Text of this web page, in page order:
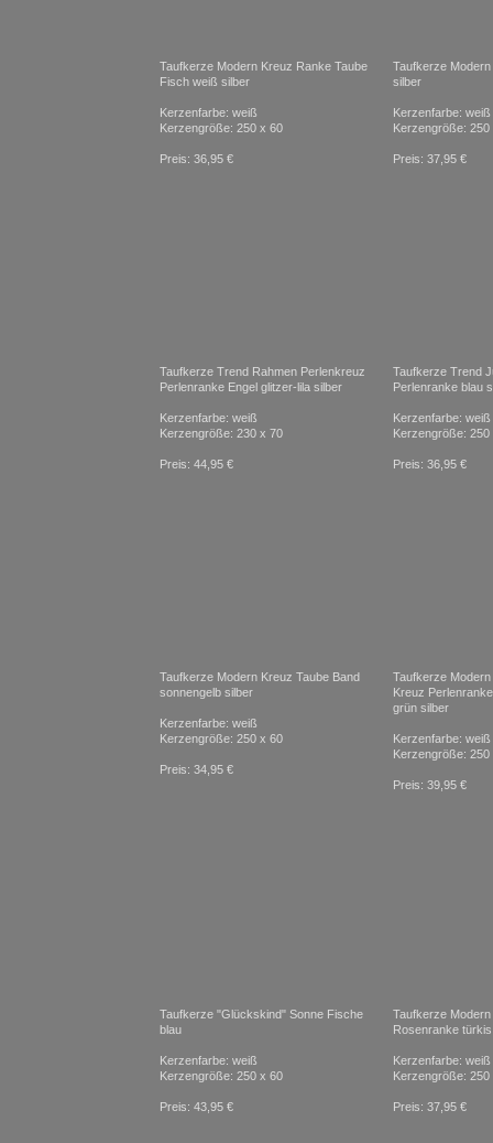
Taufkerze Modern Kreuz Ranke Taube
Fisch weiß silber
Kerzenfarbe: weiß
Kerzengröße: 250 x 60
Preis: 36,95 €
Taufkerze
silber
Kerzenfarbe: weiß
Kerzengröße: 250
Preis: 37,95 €
Taufkerze Trend Rahmen Perlenkreuz
Perlenranke Engel glitzer-lila silber
Kerzenfarbe: weiß
Kerzengröße: 230 x 70
Preis: 44,95 €
Taufkerze Trend
Perlenranke blau
Kerzenfarbe: weiß
Kerzengröße: 250
Preis: 36,95 €
Taufkerze Modern Kreuz Taube Band
sonnengelb silber
Kerzenfarbe: weiß
Kerzengröße: 250 x 60
Preis: 34,95 €
Taufkerze
Kreuz
grün silber
Kerzenfarbe: weiß
Kerzengröße: 250
Preis: 39,95 €
Taufkerze "Glückskind" Sonne Fische
blau
Kerzenfarbe: weiß
Kerzengröße: 250 x 60
Preis: 43,95 €
Taufkerze
Rosenranke
Kerzenfarbe: weiß
Kerzengröße: 250
Preis: 37,95 €